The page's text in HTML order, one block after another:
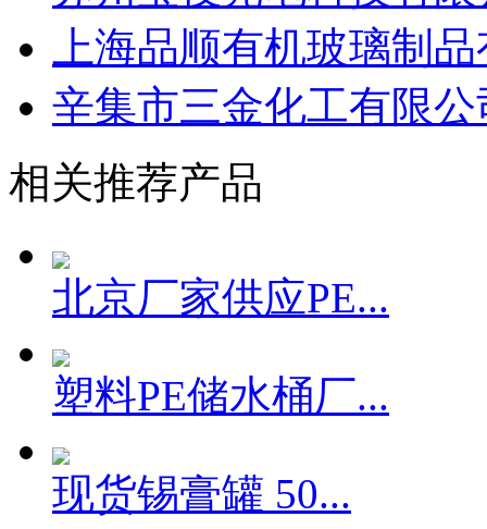
苏州莹俊光电科技有限
上海品顺有机玻璃制
辛集市三金化工有限公
相关推荐产品
北京厂家供应PE...
塑料PE储水桶厂...